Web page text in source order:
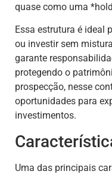
quase como uma
Essa estrutura é ideal
ou investir sem
garante
protegendo o
prospecção, nesse
oportunidades para
investimentos.
Uma das principais